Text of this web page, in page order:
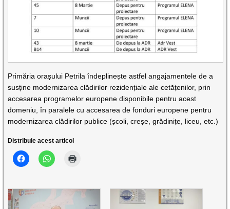
Primăria orașului Petrila îndeplinește astfel angajamentele de a
susține modernizarea clădirilor rezidențiale ale cetățenilor, prin
accesarea programelor europene disponibile pentru acest
domeniu, în paralele cu accesarea de fonduri europene pentru
modernizarea clădirilor publice (școli, creșe, grădinițe, liceu, etc.)
Distribuie acest articol